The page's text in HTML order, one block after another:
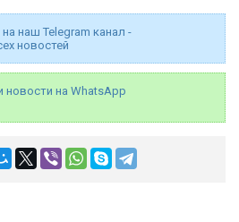
наш Telegram канал -
новостей
новости на WhatsApp